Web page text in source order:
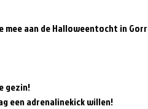
aan de Halloweentocht in
gezin!
een adrenalinekick willen!